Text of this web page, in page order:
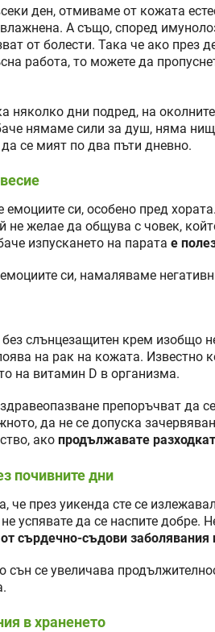
ден, отмиваме от кожата
А също, според
от болести. Така че ако през
работа, то можете да
няколко дни подред, на
нямаме сили за душ, няма
се мият по два пъти дневно.
си, особено пред
не желае да общува с човек,
изпускането на парата е
си, намаляваме
слънцезащитен крем изобщо
на рак на кожата. Известно
на витамин D в организма.
препоръчват да
да не се допуска
ако продължавате
почивните дни
че през уикенда сте се
успявате да се наспите добре.
сърдечно-съдови заболявания
сън се увеличава
в храненето